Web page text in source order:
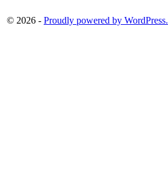
© 2026 - Proudly powered by WordPress.